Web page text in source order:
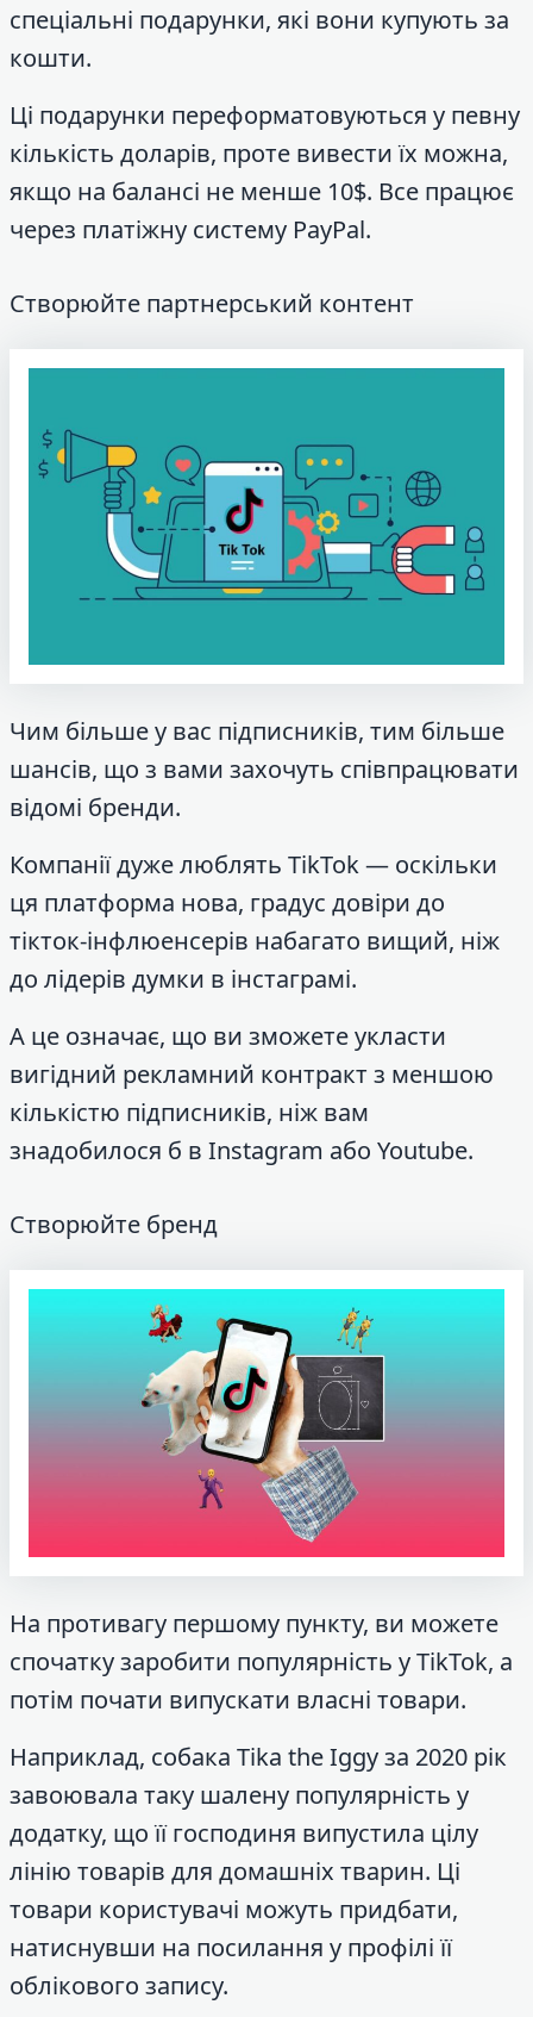
спеціальні подарунки, які вони купують за
кошти.
Ці подарунки переформатовуються у певну
кількість доларів, проте вивести їх можна,
якщо на балансі не менше 10$. Все працює
через платіжну систему PayPal.
Створюйте партнерський контент
Чим більше у вас підписників, тим більше
шансів, що з вами захочуть співпрацювати
відомі бренди.
Компанії дуже люблять TikTok — оскільки
ця платформа нова, градус довіри до
тікток-інфлюенсерів набагато вищий, ніж
до лідерів думки в інстаграмі.
А це означає, що ви зможете укласти
вигідний рекламний контракт з меншою
кількістю підписників, ніж вам
знадобилося б в Instagram або Youtube.
Створюйте бренд
На противагу першому пункту, ви можете
спочатку заробити популярність у TikTok, а
потім почати випускати власні товари.
Наприклад, собака Tika the Iggy за 2020 рік
завоювала таку шалену популярність у
додатку, що її господиня випустила цілу
лінію товарів для домашніх тварин. Ці
товари користувачі можуть придбати,
натиснувши на посилання у профілі її
облікового запису.